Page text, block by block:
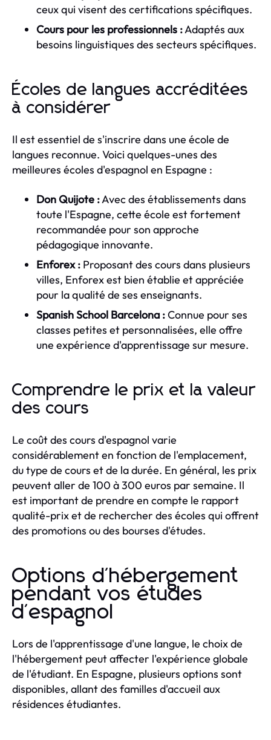
ceux qui visent des certifications spécifiques.
Cours pour les professionnels :Adaptés aux
besoins linguistiques des secteurs spécifiques.
Écoles de langues accréditées
à considérer
Il est essentiel de s'inscrire dans une école de
langues reconnue. Voici quelques-unes des
meilleures écoles d'espagnol en Espagne :
Don Quijote :Avec des établissements dans
toute l'Espagne, cette école est fortement
recommandée pour son approche
pédagogique innovante.
Enforex : Proposant des cours dans plusieurs
villes, Enforex est bien établie et appréciée
pour la qualité de ses enseignants.
Spanish School Barcelona :Connue pour ses
classes petites et personnalisées, elle offre
une expérience d'apprentissage sur mesure.
Comprendre le prix et la valeur
des cours
Le coût des cours d'espagnol varie
considérablement en fonction de l'emplacement,
du type de cours et de la durée. En général, les prix
peuvent aller de 100 à 300 euros par semaine. Il
est important de prendre en compte le rapport
qualité-prix et de rechercher des écoles qui offrent
des promotions ou des bourses d'études.
Options d'hébergement
pendant vos études
d'espagnol
Lors de l'apprentissage d'une langue, le choix de
l'hébergement peut affecter l'expérience globale
de l'étudiant. En Espagne, plusieurs options sont
disponibles, allant des familles d'accueil aux
résidences étudiantes.